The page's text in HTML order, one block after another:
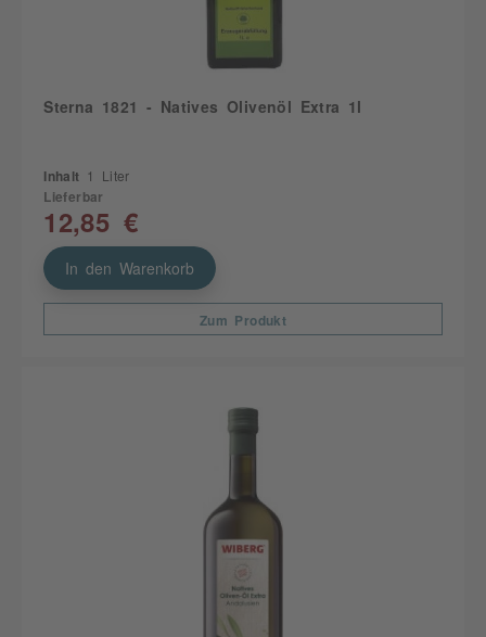
Sterna 1821 - Natives Olivenöl Extra 1l
Inhalt 1 Liter
Lieferbar
12,85 €
In den Warenkorb
Zum Produkt